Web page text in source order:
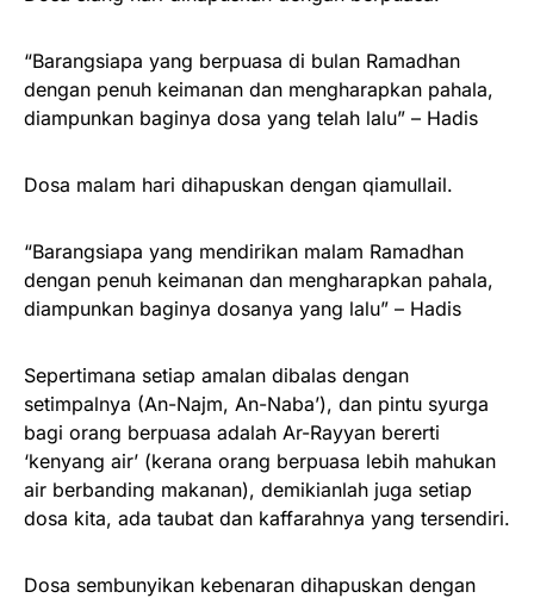
“Barangsiapa yang berpuasa di bulan Ramadhan
dengan penuh keimanan dan mengharapkan pahala,
diampunkan baginya dosa yang telah lalu” – Hadis
Dosa malam hari dihapuskan dengan qiamullail.
“Barangsiapa yang mendirikan malam Ramadhan
dengan penuh keimanan dan mengharapkan pahala,
diampunkan baginya dosanya yang lalu” – Hadis
Sepertimana setiap amalan dibalas dengan
setimpalnya (An-Najm, An-Naba’), dan pintu syurga
bagi orang berpuasa adalah Ar-Rayyan bererti
‘kenyang air’ (kerana orang berpuasa lebih mahukan
air berbanding makanan), demikianlah juga setiap
dosa kita, ada taubat dan kaffarahnya yang tersendiri.
Dosa sembunyikan kebenaran dihapuskan dengan